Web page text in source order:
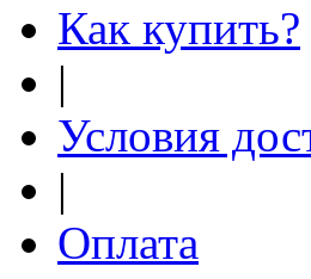
Как купить?
|
Условия
|
Оплата